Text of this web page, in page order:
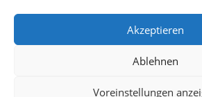
Akzeptieren
Ablehnen
Voreinstellungen
Telefon (0 91 61) 33 84